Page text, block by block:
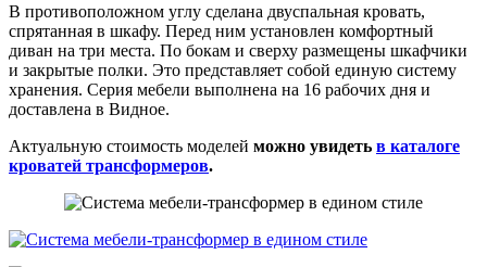
В противоположном углу сделана двуспальная кровать,
спрятанная в шкафу. Перед ним установлен комфортный
диван на три места. По бокам и сверху размещены шкафчики
и закрытые полки. Это представляет собой единую систему
хранения. Серия мебели выполнена на 16 рабочих дня и
доставлена в Видное.
Актуальную стоимость моделей можно увидеть в каталоге
кроватей трансформеров.